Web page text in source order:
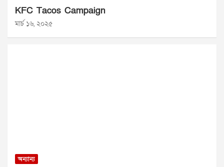
KFC Tacos Campaign
মার্চ ১৬, ২০২৫
অন্যান্য